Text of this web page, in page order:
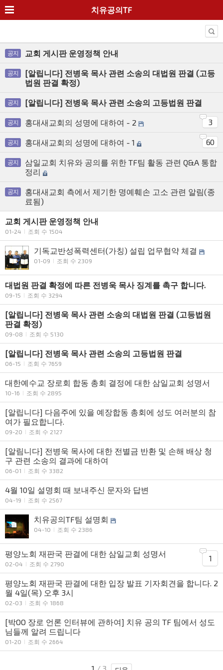
치유공의TF
공지 교회 게시판 운영정책 안내
공지
[알립니다] 전병욱 목사 관련 소송의 대법원 판결 (고등
법원 판결 확정)
공지 [알립니다] 전병욱 목사 관련 소송의 고등법원 판결
공지 홍대새교회의 성명에 대하여 - 2 3
공지 홍대새교회의 성명에 대하여 - 1 60
공지
삼일교회 치유와 공의를 위한 TF팀 활동 관련 Q&A 통합
정리
공지
홍대새교회 측에서 제기한 명예훼손 고소 관련 알림(종
료됨)
교회 게시판 운영정책 안내
01-24 조회 수 1504
기독교반성폭력센터(가칭) 설립 업무협약 체결
01-09 조회 수 2309
대법원 판결 확정에 따른 전병욱 목사 징계를 촉구 합니다.
09-15 조회 수 3294
[알립니다] 전병욱 목사 관련 소송의 대법원 판결 (고등법원
판결 확정)
09-08 조회 수 5130
[알립니다] 전병욱 목사 관련 소송의 고등법원 판결
06-15 조회 수 7659
대한예수교 장로회 합동 총회 결정에 대한 삼일교회 성명서
10-16 조회 수 2895
[알립니다] 다음주에 있을 예장합동 총회에 성도 여러분의 참
여가 필요합니다.
09-20 조회 수 2127
[알림니다] 전병욱 목사에 대한 전별금 반환 및 손해 배상 청
구 관련 소송의 결과에 대하여
06-01 조회 수 3382
4월 10일 설명회 때 보내주신 문자와 답변
04-19 조회 수 2567
치유공의TF팀 설명회
04-10 조회 수 2386
평양노회 재판국 판결에 대한 삼일교회 성명서
02-04 조회 수 2790
1
평양노회 재판국 판결에 대한 입장 발표 기자회견을 합니다. 2
월 4일(목) 오후 3시
02-03 조회 수 1868
[박OO 장로 언론 인터뷰에 관하여] 치유 공의 TF 팀에서 성도
님들께 알려 드립니다
01-20 조회 수 2664